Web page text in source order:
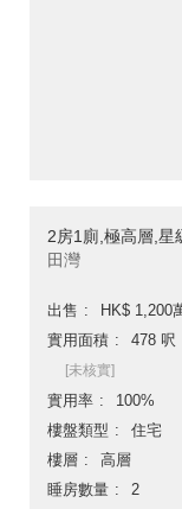
2房1廁,極高層,星
田灣
出售
HK$ 1,200
實用面積
478 呎
[未核實]
實用率
100%
樓盤類型
住宅
樓層
高層
睡房數量
2